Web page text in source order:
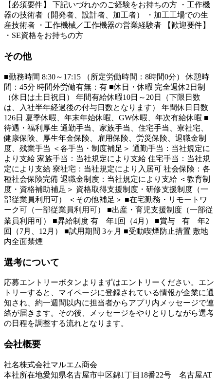
【必須要件】 下記いづれかのご経験をお持ちの方 ・工作機
器の技術者（開発者、設計者、加工者） ・加工工場での生
産技術者 ・工作機械／工作機器の営業経験者 【歓迎要件】
・SE資格をお持ちの方
その他
■勤務時間 8:30～17:15 （所定労働時間：8時間0分） 休憩時
間：45分 時間外労働有無：有 ■休日・休暇 完全週休2日制
（休日は土日祝日） 年間有給休暇10日～20日（下限日数
は、入社半年経過後の付与日数となります） 年間休日日数
126日 夏季休暇、年末年始休暇、GW休暇、年次有給休暇 ■
待遇・福利厚生 通勤手当、家族手当、住宅手当、寮社宅、
健康保険、厚生年金保険、雇用保険、労災保険、退職金制
度、残業手当 ＜各手当・制度補足＞ 通勤手当：当社規定に
より支給 家族手当：当社規定により支給 住宅手当：当社規
定により支給 寮社宅：当社規定により入居可 社会保険：各
種社会保険完備 退職金制度：当社規定により支給 ＜教育制
度・資格補助補足＞ 資格取得支援制度・研修支援制度（一
部従業員利用可） ＜その他補足＞ ■在宅勤務・リモートワ
ーク可（一部従業員利用可） ■出産・育児支援制度（一部従
業員利用可） ■昇給制度 有 年1回（4月） ■賞与 有 年2
回（7月、12月） ■試用期間 3ヶ月 ■受動喫煙防止措置 敷地
内全面禁煙
選考について
応募エントリーボタンよりまずはエントリーください。エン
トリーすると、マイページに登録されている情報が企業に通
知され、約一週間以内に担当者からアプリ内メッセージで連
絡が届きます。その後、メッセージをやりとりしながら選考
の日程を調整する流れとなります。
会社概要
社名株式会社マルエム商会
本社所在地愛知県名古屋市中区錦1丁目18番22号 名古屋AT